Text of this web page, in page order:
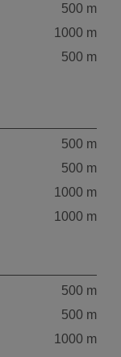
500 m
1000 m
500 m
500 m
500 m
1000 m
1000 m
500 m
500 m
1000 m